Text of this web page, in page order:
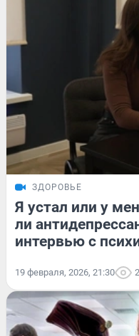
ЗДОРОВЬЕ
Я устал или у
ли
интервью с
19 февраля, 2026, 21:30